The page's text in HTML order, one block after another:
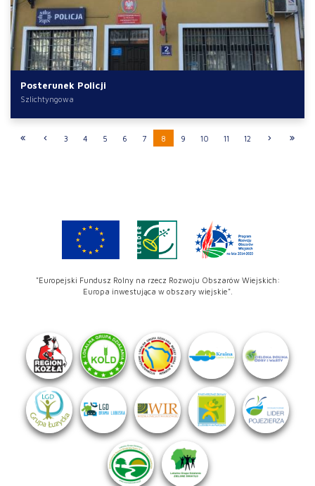
Posterunek Policji
Szlichtyngowa
3 4 5 6 7 8 9 10 11 12
"Europejski Fundusz Rolny na rzecz Rozwoju Obszarów Wiejskich:
Europa inwestująca w obszary wiejskie".